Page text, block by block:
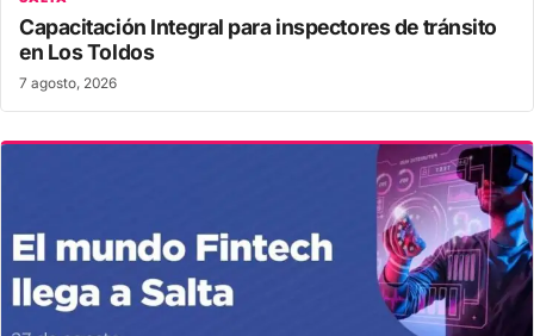
Capacitación Integral para inspectores de tránsito
en Los Toldos
7 agosto, 2026